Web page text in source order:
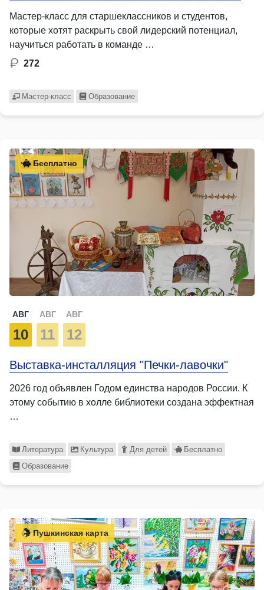
Мастер-класс для старшеклассников и студентов,
которые хотят раскрыть свой лидерский потенциал,
научиться работать в команде …
272
Мастер-класс Образование
Бесплатно
АВГ
10
АВГ
11
АВГ
12
Выставка-инсталляция "Печки-лавочки"
2026 год объявлен Годом единства народов России. К
этому событию в холле библиотеки создана эффектная
…
Литература Культура Для детей
Бесплатно
Образование
Пушкинская карта